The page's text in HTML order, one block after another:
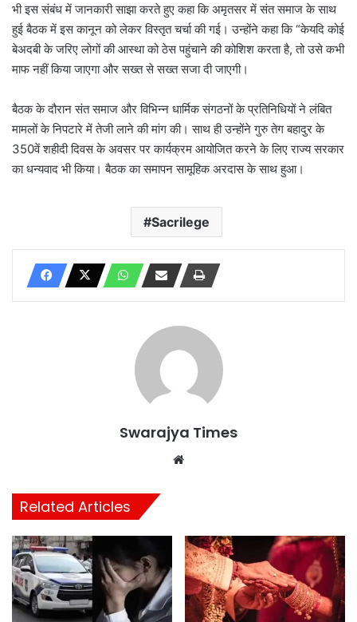
भी इस संबंध में जानकारी साझा करते हुए कहा कि अमृतसर में संत समाज के साथ
हुई बैठक में इस कानून को लेकर विस्तृत चर्चा की गई। उन्होंने कहा कि “केयदि कोई
बेअदबी के जरिए लोगों की आस्था को ठेस पहुंचाने की कोशिश करता है, तो उसे कभी
माफ नहीं किया जाएगा और सख्त से सख्त सजा दी जाएगी।
बैठक के दौरान संत समाज और विभिन्न धार्मिक संगठनों के प्रतिनिधियों ने लंबित
मामलों के निपटारे में तेजी लाने की मांग की। साथ ही उन्होंने गुरु तेग बहादुर के
350वें शहीदी दिवस के अवसर पर कार्यक्रम आयोजित करने के लिए राज्य सरकार
का धन्यवाद भी किया। बैठक का समापन सामूहिक अरदास के साथ हुआ।
Sacrilege
Swarajya Times
Related Articles